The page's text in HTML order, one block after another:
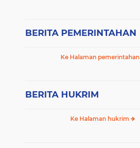
BERITA PEMERINTAHAN
Ke Halaman pemerintahan
BERITA HUKRIM
Ke Halaman hukrim